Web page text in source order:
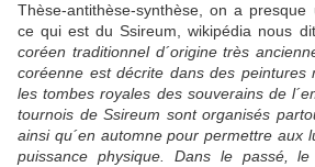
Thèse-antithèse-synthèse, on a
ce qui est du Ssireum, wikipédia nous
coréen traditionnel d´origine très
coréenne est décrite dans des peintures
les tombes royales des souverains de
tournois de Ssireum sont organisés
ainsi qu´en automne pour permettre aux
puissance physique. Dans le passé,